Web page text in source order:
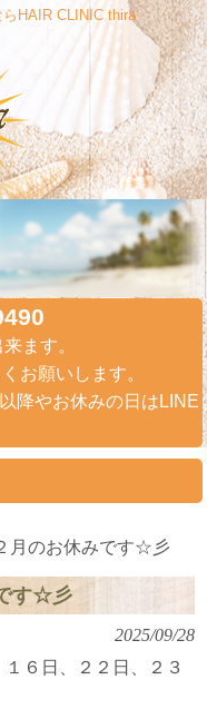
HAIR CLINIC thira
ます。
お願いします。
降やお休みの日はLINE
月のお休みです☆彡
す☆彡
2025/09/28
６日、２２日、２３